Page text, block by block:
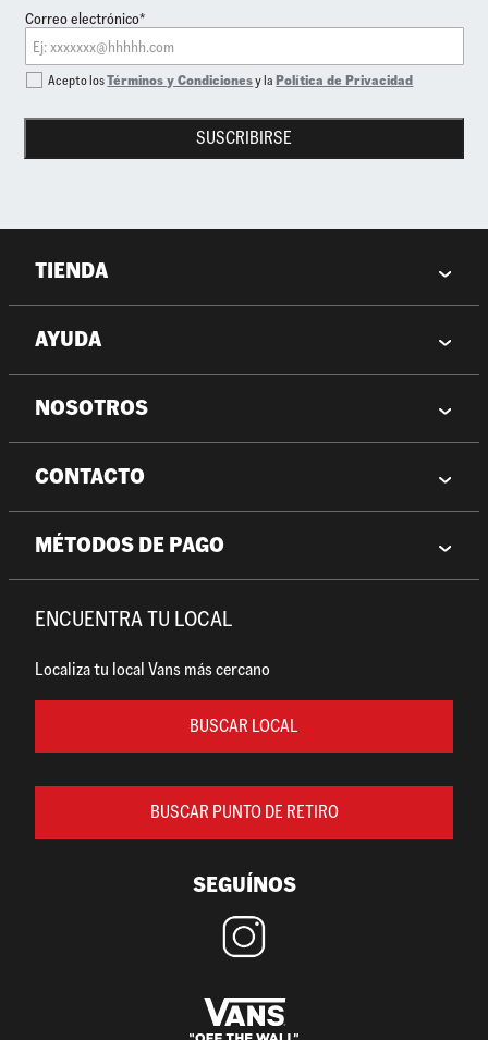
Correo electrónico*
SUSCRIBIRSE
Acepto losTérminos y Condicionesy laPolítica de Privacidad
TIENDA
AYUDA
NOSOTROS
CONTACTO
MÉTODOS DE PAGO
ENCUENTRA TU LOCAL
Localiza tu local Vans más cercano
BUSCAR LOCAL
BUSCAR PUNTO DE RETIRO
SEGUÍNOS